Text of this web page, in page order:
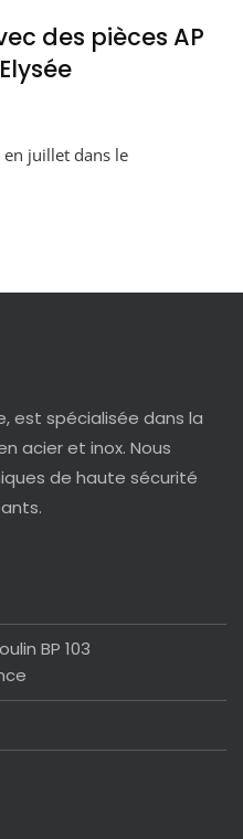
des pièces AP
en juillet dans le
est spécialisée dans la
acier et inox. Nous
de haute sécurité
BP 103